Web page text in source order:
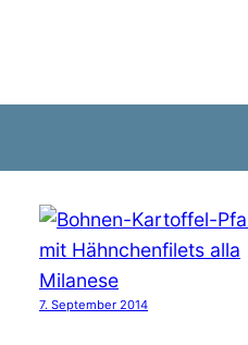
7. September 2014